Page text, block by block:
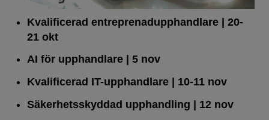
Kvalificerad entreprenad­upphandlare | 20-
21 okt
AI för upphandlare| 5 nov
Kvalificerad IT-upphandlare| 10-11 nov
Säkerhetsskyddad upphandling | 12 nov